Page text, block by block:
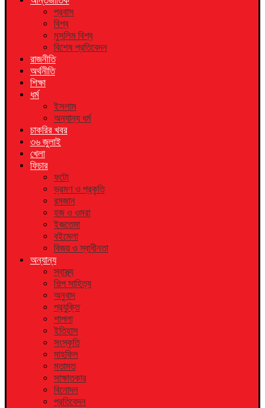
প্রবাস
বিশ্ব
মুসলিম বিশ্ব
বিশেষ প্রতিবেদন
রাজনীতি
অর্থনীতি
শিক্ষা
ধর্ম
ইসলাম
অন্যান্য ধর্ম
চাকরির খবর
৩৬ জুলাই
খেলা
ফিচার
ফটো
ভ্রমণ ও প্রকৃতি
রমজান
হজ ও ওমরা
ইজতেমা
বইমেলা
বিজয় ও স্বাধীনতা
অন্যান্য
স্বাস্থ্য
শিল্প সাহিত্য
অনুবাদ
প্রযুক্তি
শাপলা
ইতিহাস
সংস্কৃতি
মাহফিল
মতামত
সাক্ষাতকার
বিনোদন
প্রতিবেদন